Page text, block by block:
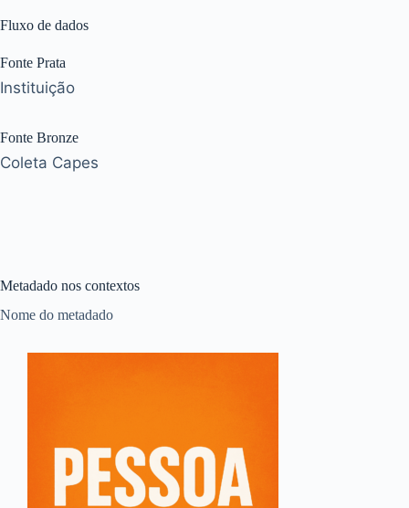
Fluxo de dados
Fonte Prata
Instituição
Fonte Bronze
Coleta Capes
Metadado nos contextos
Nome do metadado